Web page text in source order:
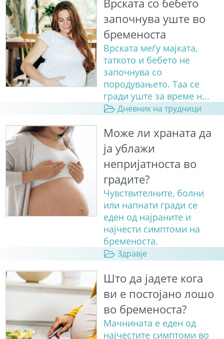
Врската со бебето
започнува уште во
бременоста
Врската меѓу мајката,
таткото и бебето не
започнува со
породувањето. Таа се
гради уште за време н...
Дневник на трудници
Може ли храната да
ја ублажи
непријатноста во
градите?
Чувствителните, болни
или напнати гради се
еден од најраните и
најчести симптоми на
бременоста.
Здравје
Што да јадете кога
ви е постојано лошо
во бременоста?
Мачнината е еден од
најчестите симптоми во